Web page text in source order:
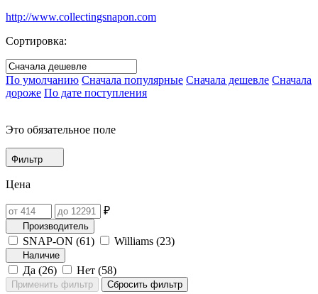
http://www.collectingsnapon.com
Сортировка:
По умолчанию Сначала популярные Сначала дешевле Сначала
дороже По дате поступления
Это обязательное поле
Фильтр
Цена
₽
Производитель
SNAP-ON (61) Williams (23)
Наличие
Да (26) Нет (58)